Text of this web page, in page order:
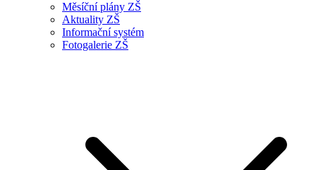
Měsíční plány ZŠ
Aktuality ZŠ
Informační systém
Fotogalerie ZŠ